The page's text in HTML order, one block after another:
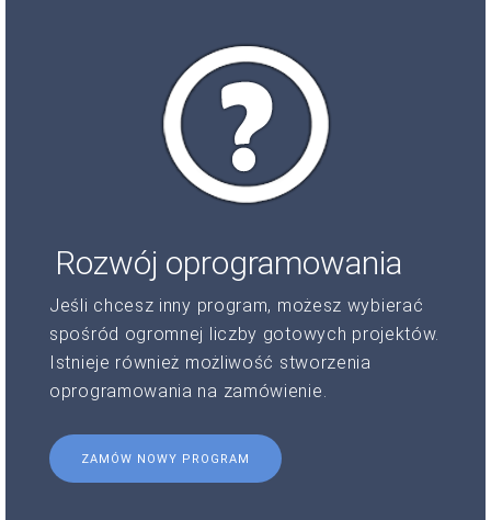
Rozwój oprogramowania
Jeśli chcesz inny program, możesz wybierać
spośród ogromnej liczby gotowych projektów.
Istnieje również możliwość stworzenia
oprogramowania na zamówienie.
ZAMÓW NOWY PROGRAM